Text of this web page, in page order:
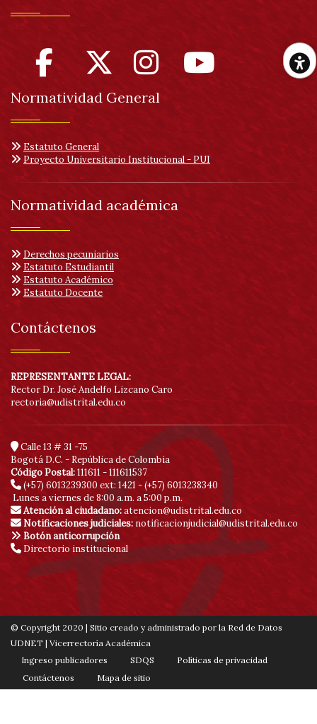
de
Normatividad General
Estatuto General
Proyecto Universitario Institucional - PUI
Normatividad académica
Derechos pecuniarios
Estatuto Estudiantil
Estatuto Académico
Estatuto Docente
Contáctenos
REPRESENTANTE LEGAL:
Rector Dr. José Andelfo Lizcano Caro
rectoria@udistrital.edu.co
Calle 13 # 31 -75
Bogotá D.C. - República de Colombia
Código Postal:111611 - 111611537
(+57) 6013239300 ext: 1421 - (+57) 6013238340
Lunes a viernes de 8:00 a.m. a 5:00 p.m.
Atención al ciudadano:atencion@udistrital.edu.co
Notificaciones judiciales: notificacionjudicial@udistrital.edu.co
Botón anticorrupción
Directorio institucional
© Copyright 2020 | Sitio creado y administrado por la Red de Datos
UDNET | Vicerrectoría Académica
Ingreso publicadores
SDQS
Políticas de privacidad
Contáctenos
Mapa de sitio